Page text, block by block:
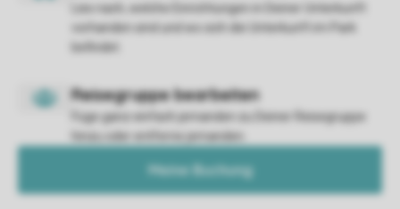
Lies nach, welche Einrichtungen in Deiner Unterkunft
vorhanden sind und wo sich die Unterkunft im Park
befindet.
Füge ganz einfach jemanden zu Deiner Reisegruppe
hinzu oder entferne jemanden.
Meine Buchung